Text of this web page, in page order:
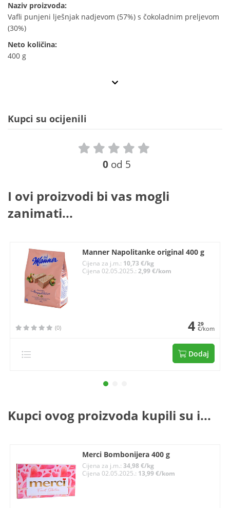
Naziv proizvoda:
Vafli punjeni lješnjak nadjevom (57%) s čokoladnim preljevom
(30%)
Neto količina:
400 g
Kupci su ocijenili
0 od 5
I ovi proizvodi bi vas mogli
zanimati...
Manner Napolitanke original 400 g
Cijena za j.m.: 10,73 €/kg
Cijena 02.05.2025.:2,99 €/kom
(0) 4 29
€/kom
Dodaj
Kupci ovog proizvoda kupili su i...
Merci Bombonijera 400 g
Cijena za j.m.:34,98 €/kg
Cijena 02.05.2025.: 13,99 €/kom